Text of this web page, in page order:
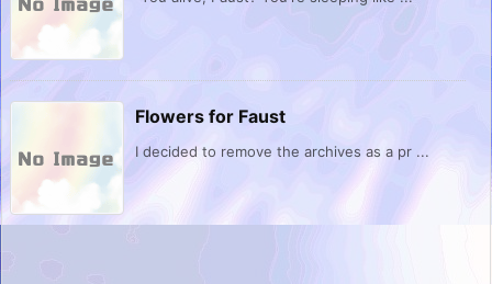
Flowers for Faust
I decided to remove the archives as a pr ...